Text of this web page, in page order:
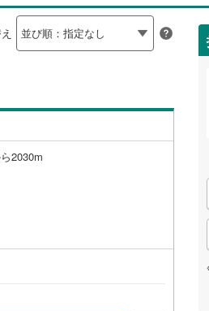
2030m
こ
三重
広島 山口
高知
市
金市(131)
市(54)
市(12)
吉(4)
( 37)
(10)
電気鉄道 0)
鉄流山線(0)
松戸線(0)
鉄道(0)
説可（0）
を見る
を保存する
気に入りリストを見る
閉じる
気に入りリストを見る
閉じる